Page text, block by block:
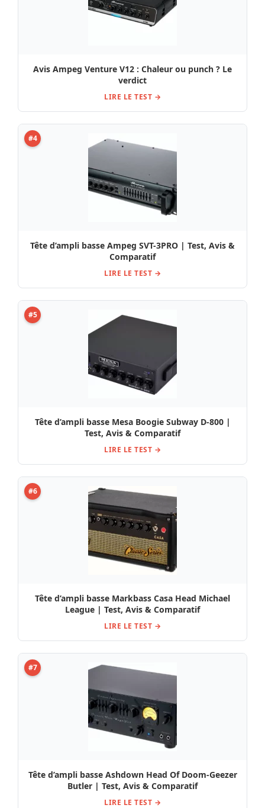
Avis Ampeg Venture V12 : Chaleur ou punch ? Le
verdict
LIRE LE TEST →
#4
Tête d’ampli basse Ampeg SVT-3PRO | Test, Avis &
Comparatif
LIRE LE TEST →
#5
Tête d’ampli basse Mesa Boogie Subway D-800 |
Test, Avis & Comparatif
LIRE LE TEST →
#6
Tête d’ampli basse Markbass Casa Head Michael
League | Test, Avis & Comparatif
LIRE LE TEST →
#7
Tête d’ampli basse Ashdown Head Of Doom-Geezer
Butler | Test, Avis & Comparatif
LIRE LE TEST →